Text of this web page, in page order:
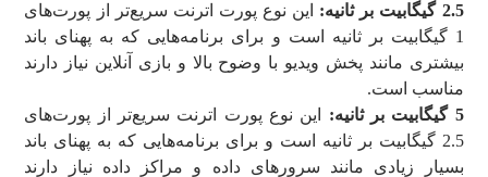
2.5 گیگابیت بر ثانیه:
این نوع پورت اترنت سریع‌تر از پورت‌های
1 گیگابیت بر ثانیه است و برای برنامه‌هایی که به پهنای باند
بیشتری مانند پخش ویدیو با وضوح بالا و بازی آنلاین نیاز دارند
مناسب است.
5 گیگابیت بر ثانیه:
این نوع پورت اترنت سریع‌تر از پورت‌های
2.5 گیگابیت بر ثانیه است و برای برنامه‌هایی که به پهنای باند
بسیار زیادی مانند سرورهای داده و مراکز داده نیاز دارند